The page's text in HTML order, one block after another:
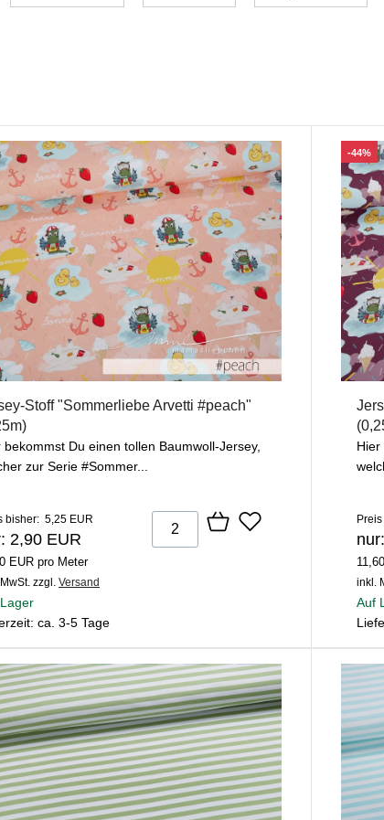
Stoff "Sommerliebe Arvetti #peach"
bekommst Du einen tollen Baumwoll-Jersey,
zur Serie #Sommer...
bisher: 5,25 EUR
2,90 EUR
EUR pro Meter
zzgl. Versand
ca. 3-5 Tage
-44%
Hier
inkl.
Auf